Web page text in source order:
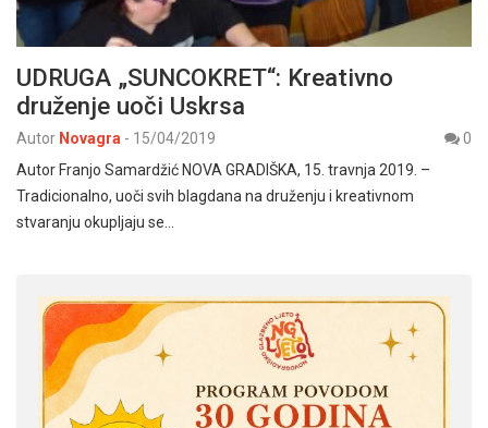
UDRUGA „SUNCOKRET“: Kreativno
druženje uoči Uskrsa
Autor Novagra - 15/04/2019
0
Autor Franjo Samardžić NOVA GRADIŠKA, 15. travnja 2019. –
Tradicionalno, uoči svih blagdana na druženju i kreativnom
stvaranju okupljaju se…